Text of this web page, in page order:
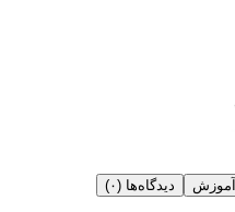
آموزش
دیدگاه‌ها (۰)